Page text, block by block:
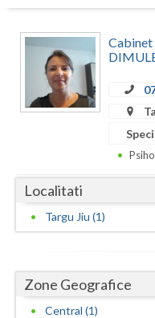
Bucuresti
Calarasi
Caras-Severin
Covasna
Dambovita
Dolj
Galati
Cabinet
Localitati
Targu Jiu (1)
Zone Geografice
Central (1)